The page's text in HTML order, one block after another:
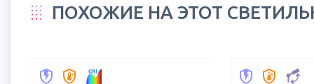
ПОХОЖИЕ НА ЭТОТ